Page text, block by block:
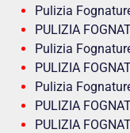
Pulizia
PULIZIA
Pulizia
PULIZIA
Pulizia
PULIZIA
PULIZIA